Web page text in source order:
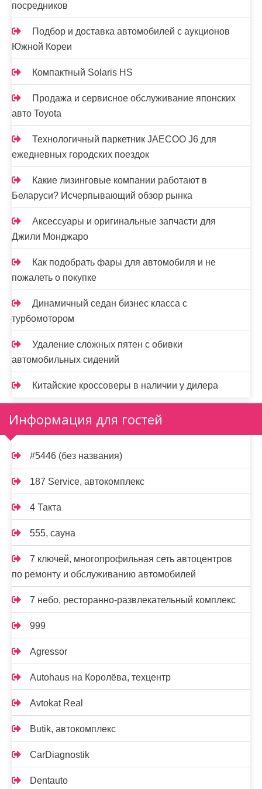
а
п
и
с
е
й
посредников
Подбор и доставка автомобилей с аукционов
Южной Кореи
Компактный Solaris HS
Продажа и сервисное обслуживание японских
авто Toyota
Технологичный паркетник JAECOO J6 для
ежедневных городских поездок
Какие лизинговые компании работают в
Беларуси? Исчерпывающий обзор рынка
Аксессуары и оригинальные запчасти для
Джили Монджаро
Как подобрать фары для автомобиля и не
пожалеть о покупке
Динамичный седан бизнес класса с
турбомотором
Удаление сложных пятен с обивки
автомобильных сидений
Китайские кроссоверы в наличии у дилера
Информация для гостей
#5446 (без названия)
187 Service, автокомплекс
4 Такта
555, сауна
7 ключей, многопрофильная сеть автоцентров
по ремонту и обслуживанию автомобилей
7 небо, ресторанно-развлекательный комплекс
999
Agressor
Autohaus на Королёва, техцентр
Avtokat Real
Butik, автокомплекс
CarDiagnostik
Dentauto